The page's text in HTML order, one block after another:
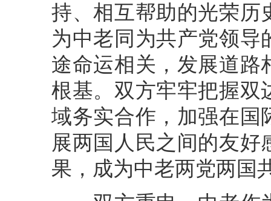
持、相互帮助的光荣历
为中老同为共产党领导
途命运相关，发展道路
根基。双方牢牢把握双
域务实合作，加强在国
展两国人民之间的友
果，成为中老两党两国